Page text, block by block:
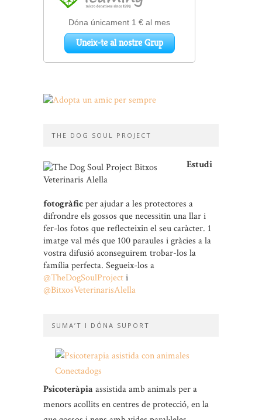
THE DOG SOUL PROJECT
Estudi
fotogràficper ajudar a les protectores a
difrondre els gossos que necessitin una llar i
fer-los fotos que reflecteixin el seu caràcter. 1
imatge val més que 100 paraules i gràcies a la
vostra difusió aconseguirem trobar-los la
família perfecta. Segueix-los a
@TheDogSoulProjecti
@BitxosVeterinarisAlella
SUMA’T I DÓNA SUPORT
Psicoteràpia assistida amb animals per a
menors acollits en centres de protecció, en la